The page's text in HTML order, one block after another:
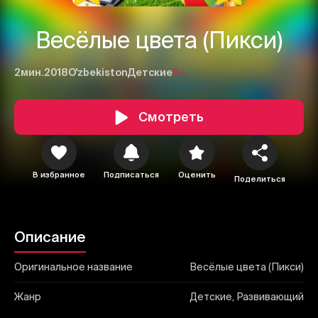
Весёлые цвета (Пикси)
2мин.2018O'zbekistonДетские6+
Смотреть
В избранное Подписаться Оценить Поделиться
Описание
Оригинальное название Весёлые цвета (Пикси)
Жанр Детские, Развивающий
1
Отправить